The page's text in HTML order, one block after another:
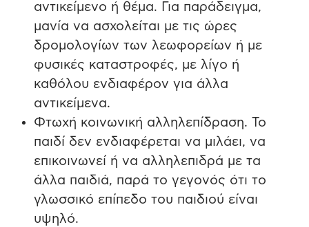
αντικείμενο ή θέμα. Για παράδειγμα,
μανία να ασχολείται με τις ώρες
δρομολογίων των λεωφορείων ή με
φυσικές καταστροφές, με λίγο ή
καθόλου ενδιαφέρον για άλλα
αντικείμενα.
Φτωχή κοινωνική αλληλεπίδραση. Το
παιδί δεν ενδιαφέρεται να μιλάει, να
επικοινωνεί ή να αλληλεπιδρά με τα
άλλα παιδιά, παρά το γεγονός ότι το
γλωσσικό επίπεδο του παιδιού είναι
υψηλό.